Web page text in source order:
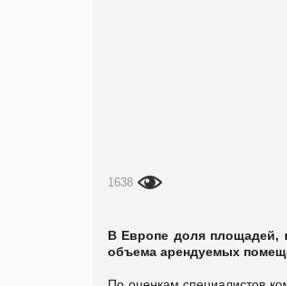
1638
В Европе доля площадей,
объема арендуемых